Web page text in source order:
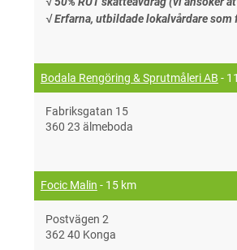
√ Erfarna, utbildade lokalvårdare
Bodala Rengöring & Sprutmåleri AB -
Fabriksgatan 15
360 23 älmeboda
Focic Malin - 15 km
Postvägen 2
362 40 Konga